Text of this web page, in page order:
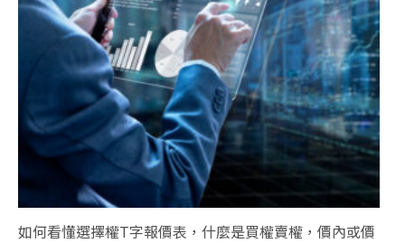
如何看懂選擇權T字報價表，什麼是買權賣權，價內或價